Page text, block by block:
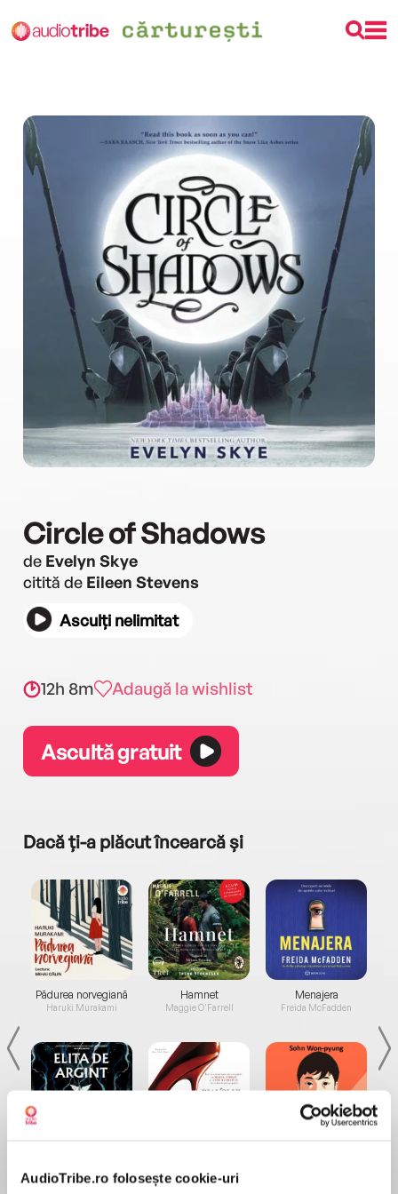
AudioTribe.ro folosește cookie-uri
Circle of Shadows
de Evelyn Skye
citită de Eileen Stevens
Asculți nelimitat
12h 8m Adaugă la wishlist
Ascultă gratuit
Dacă ți-a plăcut încearcă și
Pădurea norvegiană
Haruki Murakami
de...
Dani Francis
Hamnet
Maggie O'Farrell
la...
Lauren Weisberger
Menajera
Freida McFadden